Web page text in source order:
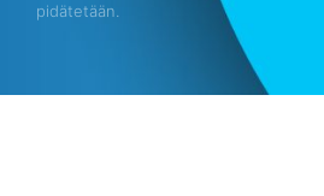
pidätetään.